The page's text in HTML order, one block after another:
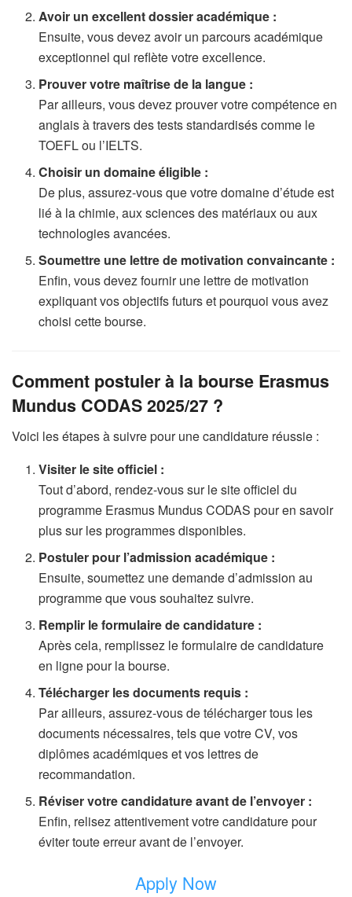
Avoir un excellent dossier académique :
Ensuite, vous devez avoir un parcours académique
exceptionnel qui reflète votre excellence.
Prouver votre maîtrise de la langue :
Par ailleurs, vous devez prouver votre compétence en
anglais à travers des tests standardisés comme le
TOEFL ou l’IELTS.
Choisir un domaine éligible :
De plus, assurez-vous que votre domaine d’étude est
lié à la chimie, aux sciences des matériaux ou aux
technologies avancées.
Soumettre une lettre de motivation convaincante :
Enfin, vous devez fournir une lettre de motivation
expliquant vos objectifs futurs et pourquoi vous avez
choisi cette bourse.
Comment postuler à la bourse Erasmus
Mundus CODAS 2025/27 ?
Voici les étapes à suivre pour une candidature réussie :
Visiter le site officiel :
Tout d’abord, rendez-vous sur le site officiel du
programme Erasmus Mundus CODAS pour en savoir
plus sur les programmes disponibles.
Postuler pour l’admission académique :
Ensuite, soumettez une demande d’admission au
programme que vous souhaitez suivre.
Remplir le formulaire de candidature :
Après cela, remplissez le formulaire de candidature
en ligne pour la bourse.
Télécharger les documents requis :
Par ailleurs, assurez-vous de télécharger tous les
documents nécessaires, tels que votre CV, vos
diplômes académiques et vos lettres de
recommandation.
Réviser votre candidature avant de l’envoyer :
Enfin, relisez attentivement votre candidature pour
éviter toute erreur avant de l’envoyer.
Apply Now